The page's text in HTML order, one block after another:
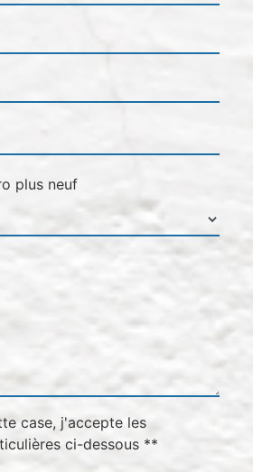
plus neuf
case, j'accepte les
ci-dessous **